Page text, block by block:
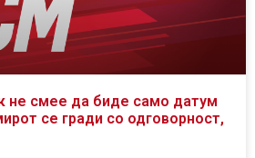
не смее да биде само датум
се гради со одговорност,